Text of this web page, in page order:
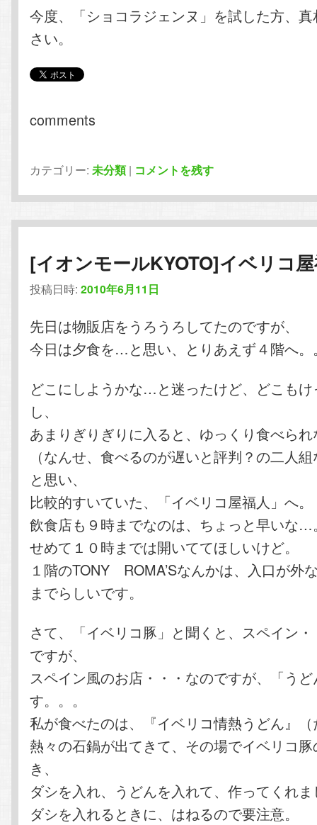
今度、「ショコラジェンヌ」を試した方、
さい。
comments
カテゴリー: 未分類 | コメントを残す
[イオンモールKYOTO]イベリコ
投稿日時:2010年6月11日
先日は物販店をうろうろしてたのですが、
今日は夕食を…と思い、とりあえず４階へ。
どこにしようかな…と迷ったけど、どこも
し、
あまりぎりぎりに入ると、ゆっくり食べら
（なんせ、食べるのが遅いと評判？の二人
と思い、
比較的すいていた、「イベリコ屋福人」へ。
飲食店も９時までなのは、ちょっと早いな…
せめて１０時までは開いててほしいけど。
１階のTONY ROMA’Sなんかは、入口が外
までらしいです。
さて、「イベリコ豚」と聞くと、スペイン
ですが、
スペイン風のお店・・・なのですが、「う
す。。。
私が食べたのは、『イベリコ情熱うどん』
熱々の石鍋が出てきて、その場でイベリコ
き、
ダシを入れ、うどんを入れて、作ってくれ
ダシを入れるときに、はねるので要注意。